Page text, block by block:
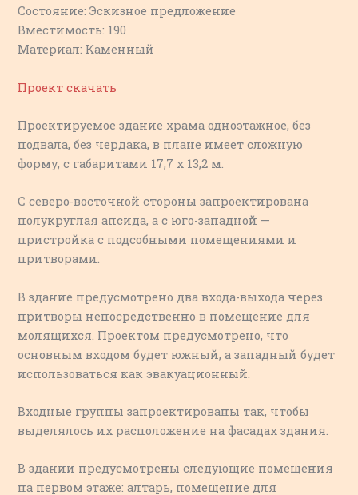
Состояние: Эскизное предложение
Вместимость: 190
Материал: Каменный
Проект скачать
Проектируемое здание храма одноэтажное, без
подвала, без чердака, в плане имеет сложную
форму, с габаритами 17,7 х 13,2 м.
С северо-восточной стороны запроектирована
полукруглая апсида, а с юго-западной —
пристройка с подсобными помещениями и
притворами.
В здание предусмотрено два входа-выхода через
притворы непосредственно в помещение для
молящихся. Проектом предусмотрено, что
основным входом будет южный, а западный будет
использоваться как эвакуационный.
Входные группы запроектированы так, чтобы
выделялось их расположение на фасадах здания.
В здании предусмотрены следующие помещения
на первом этаже: алтарь, помещение для